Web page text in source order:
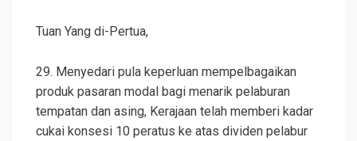
Tuan Yang di-Pertua,
29. Menyedari pula keperluan mempelbagaikan
produk pasaran modal bagi menarik pelaburan
tempatan dan asing, Kerajaan telah memberi kadar
cukai konsesi 10 peratus ke atas dividen pelabur